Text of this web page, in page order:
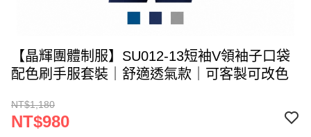
【晶輝團體制服】SU012-13短袖V領袖子口袋
配色刷手服套裝｜舒適透氣款｜可客製可改色
NT$1,180
NT$980